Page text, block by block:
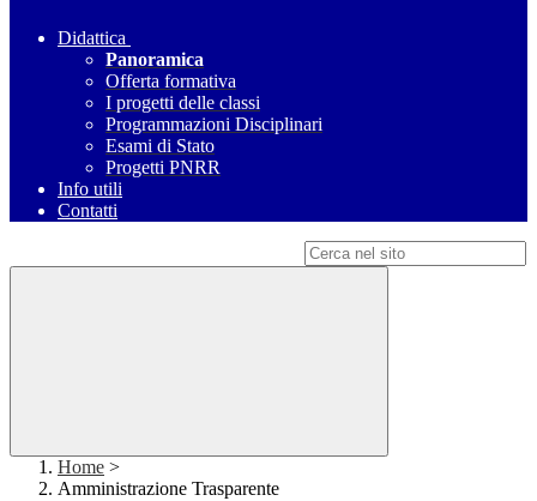
Didattica
Panoramica
Offerta formativa
I progetti delle classi
Programmazioni Disciplinari
Esami di Stato
Progetti PNRR
Info utili
Contatti
Home >
Amministrazione Trasparente